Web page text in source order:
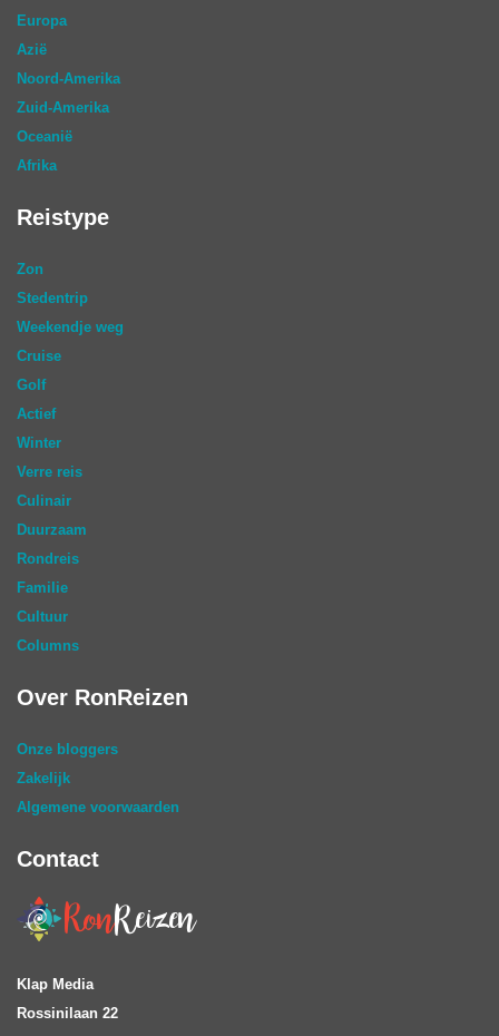
Europa
Azië
Noord-Amerika
Zuid-Amerika
Oceanië
Afrika
Reistype
Zon
Stedentrip
Weekendje weg
Cruise
Golf
Actief
Winter
Verre reis
Culinair
Duurzaam
Rondreis
Familie
Cultuur
Columns
Over RonReizen
Onze bloggers
Zakelijk
Algemene voorwaarden
Contact
Klap Media
Rossinilaan 22